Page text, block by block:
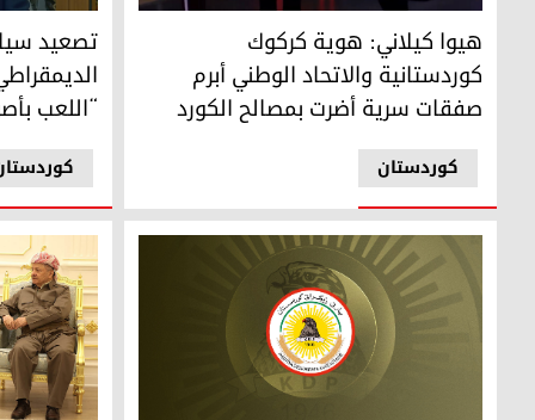
هيوا كيلاني: هوية كركوك كوردستانية والاتحاد الوطني
کوردستان
هيوا كيلاني: هوية كركوك
كوردستانية والاتحاد الوطني أبرم
صفقات سرية أضرت بمصالح الكورد
تصعيد
تصعيد
“اللعب